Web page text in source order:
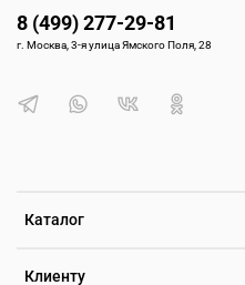
Каталог
Клиенту
8 (499) 277-29-81
г. Москва, 3-я улица Ямского Поля, 28